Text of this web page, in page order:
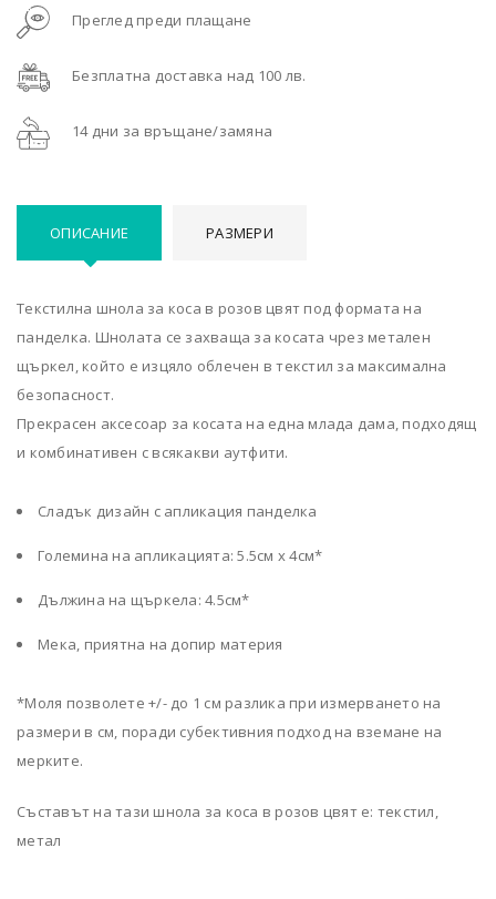
Преглед преди плащане
Безплатна доставка над 100 лв.
14 дни за връщане/замяна
ОПИСАНИЕ РАЗМЕРИ
Текстилна шнола за коса в розов цвят под формата на
панделка. Шнолата се захваща за косата чрез метален
щъркел, който е изцяло облечен в текстил за максимална
безопасност.
Прекрасен аксесоар за косата на една млада дама, подходящ
и комбинативен с всякакви аутфити.
Сладък дизайн с апликация панделка
Големина на апликацията: 5.5см х 4см*
Дължина на щъркела: 4.5см*
Мека, приятна на допир материя
*Моля позволете +/- до 1 см разлика при измерването на
размери в см, поради субективния подход на вземане на
мерките.
Съставът на тази шнола за коса в розов цвят е: текстил,
метал